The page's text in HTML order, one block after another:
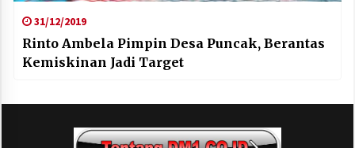
31/12/2019
Rinto Ambela Pimpin Desa Puncak, Berantas
Kemiskinan Jadi Target